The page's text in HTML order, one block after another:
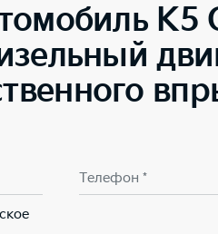
K5
Телефон *